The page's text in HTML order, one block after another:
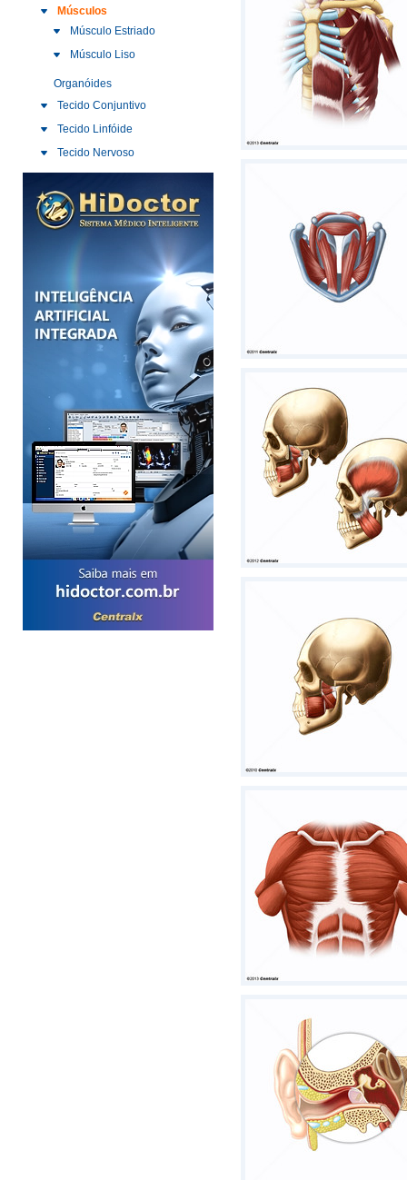
Músculos
Músculo Estriado
Músculo Liso
Organóides
Tecido Conjuntivo
Tecido Linfóide
Tecido Nervoso